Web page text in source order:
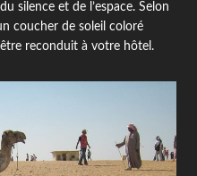
silence et de l’espace. Selon
coucher de soleil coloré
reconduit à votre hôtel.